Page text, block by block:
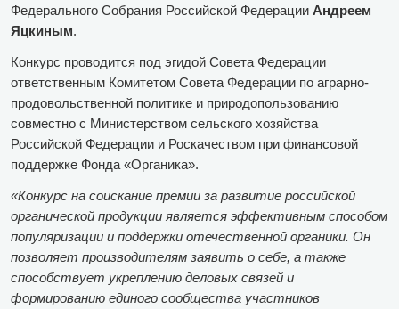
Федерального Собрания Российской Федерации Андреем
Яцкиным.
Конкурс проводится под эгидой Совета Федерации
ответственным Комитетом Совета Федерации по аграрно-
продовольственной политике и природопользованию
совместно с Министерством сельского хозяйства
Российской Федерации и Роскачеством при финансовой
поддержке Фонда «Органика».
«Конкурс на соискание премии за развитие российской
органической продукции является эффективным способом
популяризации и поддержки отечественной органики. Он
позволяет производителям заявить о себе, а также
способствует укреплению деловых связей и
формированию единого сообщества участников